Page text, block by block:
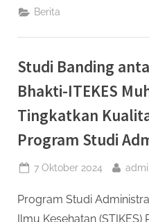
Mental
Berita
Studi Banding
Bhakti-ITEKES
Tingkatkan
Program Studi
Posted
7 Oktober 2024 By
Program Studi
Ilmu Kesehatan (STIKES)